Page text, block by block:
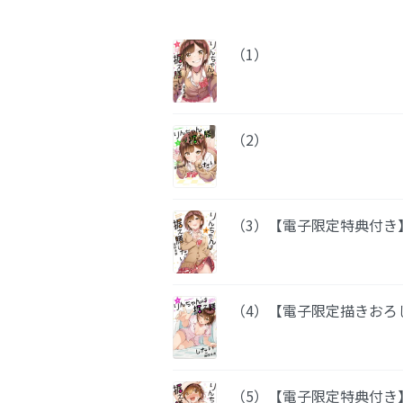
（1）
（2）
（3）【電子限定特典付き】
（4）【電子限定描きおろ
（5）【電子限定特典付き】